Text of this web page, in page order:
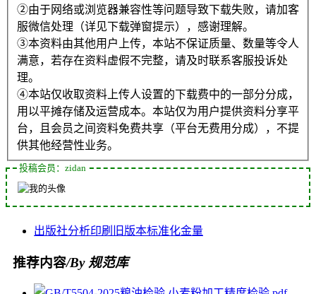
②由于网络或浏览器兼容性等问题导致下载失败，请加客
服微信处理（详见下载弹窗提示），感谢理解。
③本资料由其他用户上传，本站不保证质量、数量等令人
满意，若存在资料虚假不完整，请及时联系客服投诉处
理。
④本站仅收取资料上传人设置的下载费中的一部分分成，
用以平摊存储及运营成本。本站仅为用户提供资料分享平
台，且会员之间资料免费共享（平台无费用分成），不提
供其他经营性业务。
投稿会员：zidan
出版社分析印刷 旧版本标准化金量
推荐内容/By 规范库